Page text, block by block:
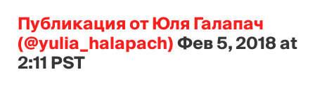
Публикация от Юля Галапач
(@yulia_halapach)Фев 5, 2018 at
2:11 PST